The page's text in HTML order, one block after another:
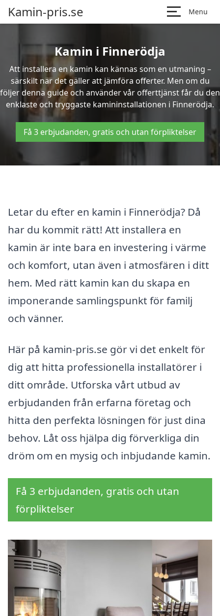
Kamin-pris.se Menu
Kamin i Finnerödja
Att installera en kamin kan kännas som en utmaning –
särskilt när det gäller att jämföra offerter. Men om du
följer denna guide och använder vår offerttjänst får du den
enklaste och tryggaste kamininstallationen i Finnerödja.
Få 3 erbjudanden, gratis och utan förpliktelser
Letar du efter en kamin i Finnerödja? Då
har du kommit rätt! Att installera en
kamin är inte bara en investering i värme
och komfort, utan även i atmosfären i ditt
hem. Med rätt kamin kan du skapa en
imponerande samlingspunkt för familj
och vänner.
Här på kamin-pris.se gör vi det enkelt för
dig att hitta professionella installatörer i
ditt område. Utforska vårt utbud av
erbjudanden från erfarna företag och
hitta den perfekta lösningen för just dina
behov. Låt oss hjälpa dig förverkliga din
dröm om en mysig och inbjudande kamin.
Få 3 erbjudanden, gratis och utan
förpliktelser